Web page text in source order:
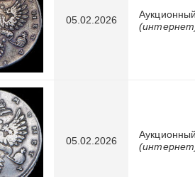
05.02.2026
05.02.2026